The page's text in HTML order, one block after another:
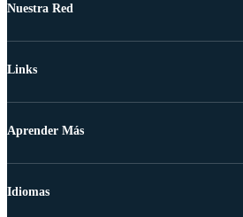
Nuestra Red
Links
Aprender Más
Idiomas